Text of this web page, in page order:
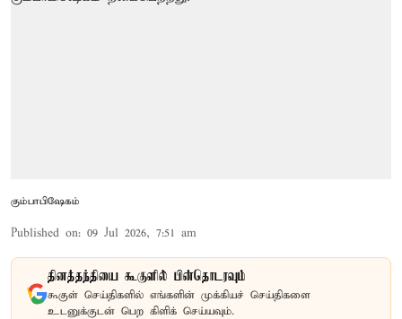
கும்பாபிஷேகம்
Published on: 09 Jul 2026, 7:51 am
தினத்தந்தியை கூகுளில் பின்தொடரவும்
கூகுள் செய்திகளில் எங்களின் முக்கியச் செய்திகளை
உடனுக்குடன் பெற கிளிக் செய்யவும்.